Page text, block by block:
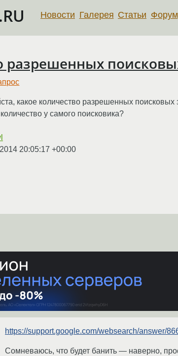
Новости Галерея Статьи Форум
разрешенных
какое количество разрешенных
у самого поисковика?
20:05:17 +00:00
https://support.google.com/websearch/answer/
Сомневаюсь, что будет банить — наверно,